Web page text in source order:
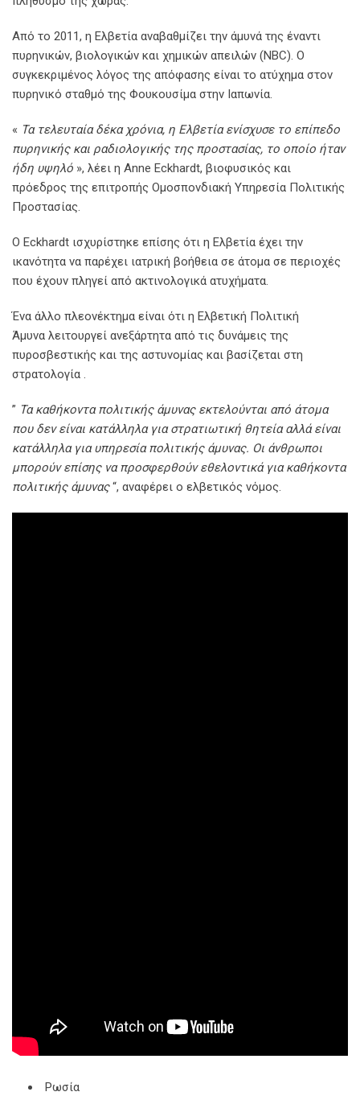
Από το 2011, η Ελβετία αναβαθμίζει την άμυνά της έναντι
πυρηνικών, βιολογικών και χημικών απειλών (NBC). Ο
συγκεκριμένος λόγος της απόφασης είναι το ατύχημα στον
πυρηνικό σταθμό της Φουκουσίμα στην Ιαπωνία.
« Τα τελευταία δέκα χρόνια, η Ελβετία ενίσχυσε το επίπεδο
πυρηνικής και ραδιολογικής της προστασίας, το οποίο ήταν
ήδη υψηλό », λέει η Anne Eckhardt, βιοφυσικός και
πρόεδρος της επιτροπής Ομοσπονδιακή Υπηρεσία Πολιτικής
Προστασίας.
Ο Eckhardt ισχυρίστηκε επίσης ότι η Ελβετία έχει την
ικανότητα να παρέχει ιατρική βοήθεια σε άτομα σε περιοχές
που έχουν πληγεί από ακτινολογικά ατυχήματα.
Ένα άλλο πλεονέκτημα είναι ότι η Ελβετική Πολιτική
Άμυνα λειτουργεί ανεξάρτητα από τις δυνάμεις της
πυροσβεστικής και της αστυνομίας και βασίζεται στη
στρατολογία .
” Τα καθήκοντα πολιτικής άμυνας εκτελούνται από άτομα
που δεν είναι κατάλληλα για στρατιωτική θητεία αλλά είναι
κατάλληλα για υπηρεσία πολιτικής άμυνας. Οι άνθρωποι
μπορούν επίσης να προσφερθούν εθελοντικά για καθήκοντα
πολιτικής άμυνας“, αναφέρει ο ελβετικός νόμος.
Ρωσία